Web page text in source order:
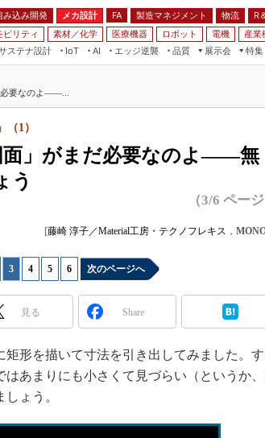
み込み開発 メカ設計 FA 製造マネジメント 物流 R
ビリティ 素材／化学 医療機器 ロボット 電機 産業
ステナ設計
IoT
AI
エッジ逆襲 品質
展示会
JIMTOF
IIFES
TECHNO-FRONTIER
スマート工場EXPO
日本ものづくりワールド
AUTOMOTIVE WORLD
産業オープンネット展
特集
VR／AR
フィールドサービス
Windows Embedded
ISO26262
FA
モビリティ
要なのよ――...
面」がまだ必要なのよ――無
う
1）
（3/6 ページ
[藤崎 淳子／Material工房・テクノフレキス ，
3 4 5 6 次のページへ
見る Share
形を描いて寸法を引き出してみました。す
あまりにも小さくて見づらい（というか
ょう。